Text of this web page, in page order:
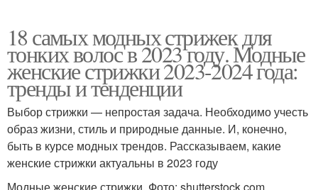
18 самых модных стрижек для
тонких волос в 2023 году. Модные
женские стрижки 2023-2024 года:
тренды и тенденции
Выбор стрижки — непростая задача. Необходимо учесть
образ жизни, стиль и природные данные. И, конечно,
быть в курсе модных трендов. Рассказываем, какие
женские стрижки актуальны в 2023 году
Модные женские стрижки. Фото: shutterstock.com